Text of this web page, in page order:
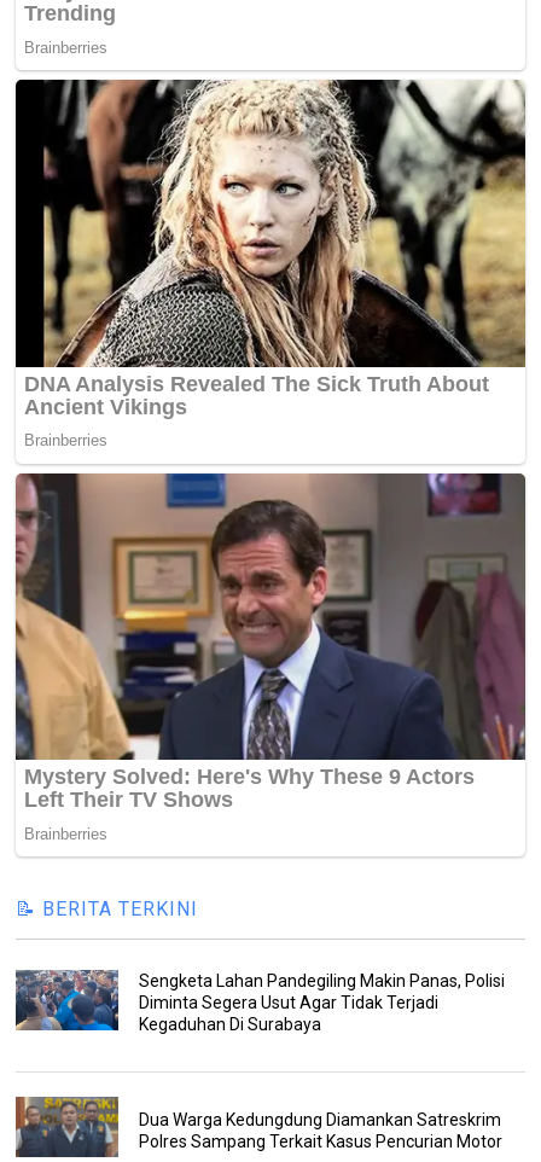
📝 BERITA TERKINI
Sengketa Lahan Pandegiling Makin Panas, Polisi
Diminta Segera Usut Agar Tidak Terjadi
Kegaduhan Di Surabaya
Dua Warga Kedungdung Diamankan Satreskrim
Polres Sampang Terkait Kasus Pencurian Motor